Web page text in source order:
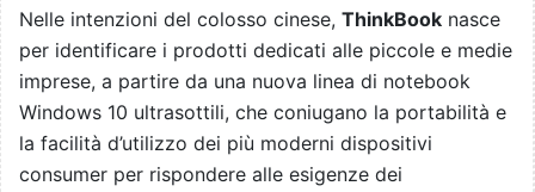
Nelle intenzioni del colosso cinese, ThinkBook nasce
per identificare i prodotti dedicati alle piccole e medie
imprese, a partire da una nuova linea di notebook
Windows 10 ultrasottili, che coniugano la portabilità e
la facilità d’utilizzo dei più moderni dispositivi
consumer per rispondere alle esigenze dei